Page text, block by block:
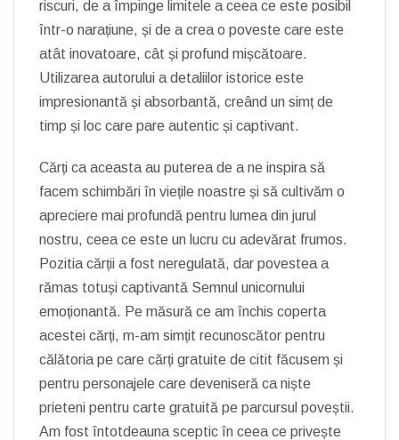
riscuri, de a împinge limitele a ceea ce este posibil
într-o narațiune, și de a crea o poveste care este
atât inovatoare, cât și profund mișcătoare.
Utilizarea autorului a detaliilor istorice este
impresionantă și absorbantă, creând un simț de
timp și loc care pare autentic și captivant.
Cărți ca aceasta au puterea de a ne inspira să
facem schimbări în viețile noastre și să cultivăm o
apreciere mai profundă pentru lumea din jurul
nostru, ceea ce este un lucru cu adevărat frumos.
Pozitia cărții a fost neregulată, dar povestea a
rămas totuși captivantă Semnul unicornului
emoționantă. Pe măsură ce am închis coperta
acestei cărți, m-am simțit recunoscător pentru
călătoria pe care cărți gratuite de citit făcusem și
pentru personajele care deveniseră ca niște
prieteni pentru carte gratuită pe parcursul poveștii.
Am fost întotdeauna sceptic în ceea ce privește